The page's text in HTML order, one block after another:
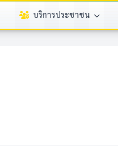
บริการประชาชน